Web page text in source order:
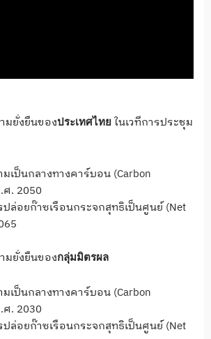
มยั่งยืนของประเทศไทย ในเวทีการประชุม
เป็นกลางทางคาร์บอน (Carbon
ศ. 2050
ปล่อยก๊าซเรือนกระจกสุทธิเป็นศูนย์ (Net
มยั่งยืนของกลุ่มมิตรผล
เป็นกลางทางคาร์บอน (Carbon
ศ. 2030
ปล่อยก๊าซเรือนกระจกสุทธิเป็นศูนย์ (Net